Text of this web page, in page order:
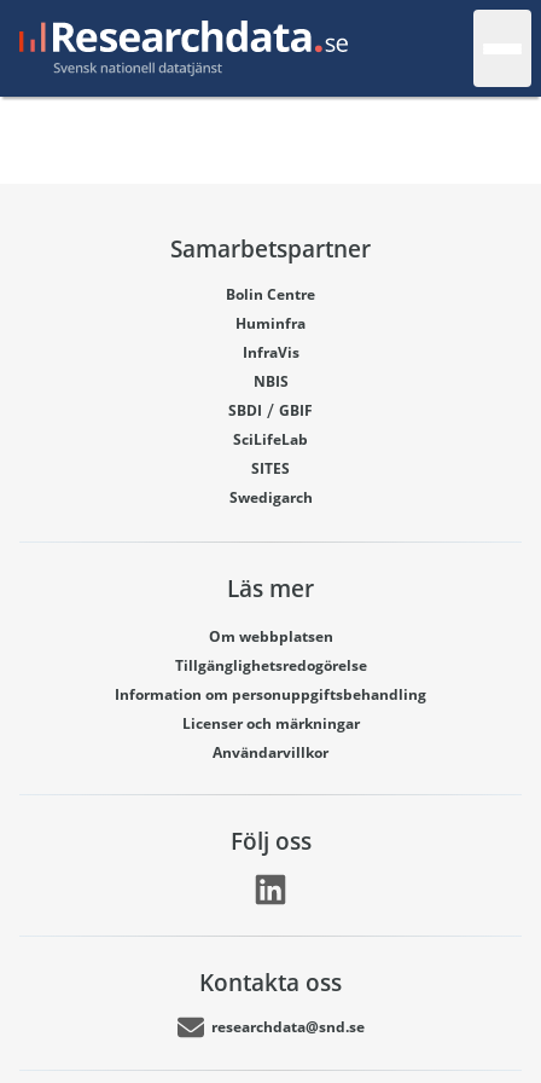
Samarbetspartner
Bolin Centre
Huminfra
InfraVis
NBIS
SBDI / GBIF
SciLifeLab
SITES
Swedigarch
Läs mer
Om webbplatsen
Tillgänglighetsredogörelse
Information om personuppgiftsbehandling
Licenser och märkningar
Användarvillkor
Följ oss
Kontakta oss
researchdata@snd.se